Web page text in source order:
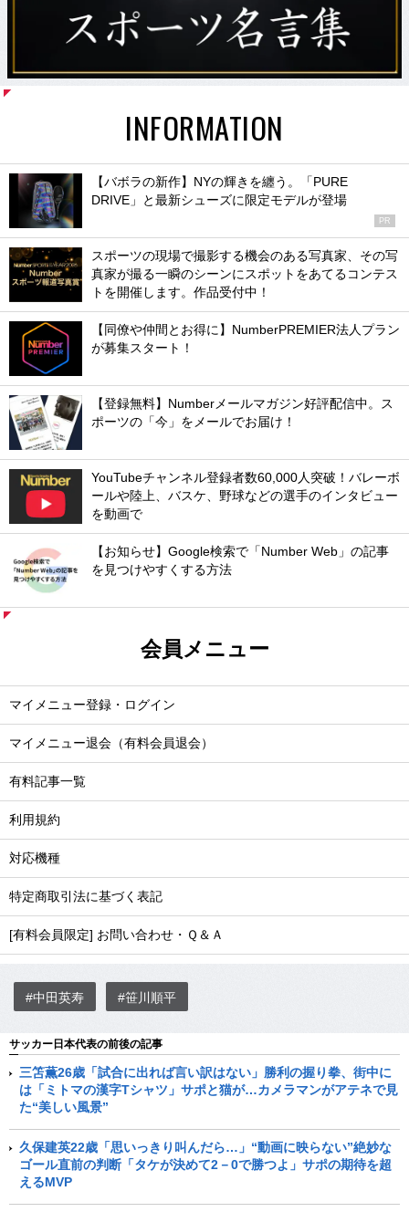
INFORMATION
【バボラの新作】NYの輝きを纏う。「PURE
DRIVE」と最新シューズに限定モデルが登場
PR
スポーツの現場で撮影する機会のある写真家、その写
真家が撮る一瞬のシーンにスポットをあてるコンテス
トを開催します。作品受付中！
【同僚や仲間とお得に】NumberPREMIER法人プラン
が募集スタート！
【登録無料】Numberメールマガジン好評配信中。ス
ポーツの「今」をメールでお届け！
YouTubeチャンネル登録者数60,000人突破！バレーボ
ールや陸上、バスケ、野球などの選手のインタビュー
を動画で
【お知らせ】Google検索で「Number Web」の記事
を見つけやすくする方法
会員メニュー
マイメニュー登録・ログイン
マイメニュー退会（有料会員退会）
有料記事一覧
利用規約
対応機種
特定商取引法に基づく表記
[有料会員限定] お問い合わせ・Ｑ＆Ａ
#中田英寿 #笹川順平
サッカー日本代表の前後の記事
三笘薫26歳「試合に出れば言い訳はない」勝利の握り拳、街中に
は「ミトマの漢字Tシャツ」サポと猫が…カメラマンがアテネで見
た“美しい風景”
久保建英22歳「思いっきり叫んだら…」“動画に映らない”絶妙な
ゴール直前の判断「タケが決めて2－0で勝つよ」サポの期待を超
えるMVP